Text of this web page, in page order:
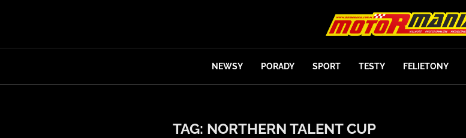
NEWSY PORADY SPORT TESTY FELIETONY
TAG: NORTHERN TALENT CUP